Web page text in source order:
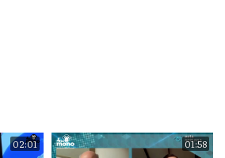
02:01 01:58